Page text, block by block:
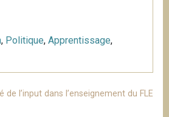
, Politique, Apprentissage,
de l’input dans l’enseignement du FLE